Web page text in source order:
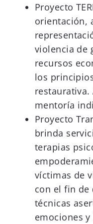
Proyecto
orientación,
violencia de
recursos
los
restaurativa.
mentoría
Proyecto
brinda
terapias
víctimas de
con el fin de
técnicas
emociones